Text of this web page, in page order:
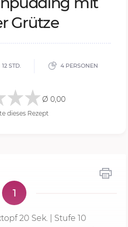
Grüt­ze
12 STD. 4 PERSONEN
Ø 0,00
dieses Rezept
1
20 Sek.
| Stufe 10